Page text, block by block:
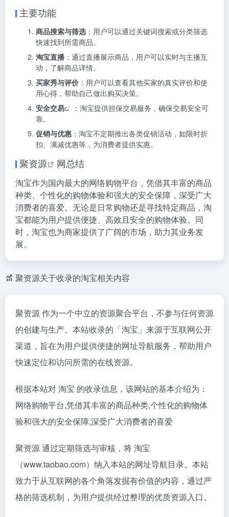
主要功能
商品搜索与筛选：用户可以通过关键词搜索或分类筛选
快速找到所需商品。
淘宝直播 ：通过直播展示商品，用户可以实时与主播互
动，了解商品详情。
买家秀与评价 ：用户可以查看其他买家的真实评价和使
用心得，帮助自己做出购买决策。
安全交易
：淘宝提供担保交易服务，确保交易安全可
靠。
促销与优惠 ：淘宝不定期推出各类促销活动，如限时折
扣、满减优惠等，为消费者提供实惠。
聚资源 网总结
淘宝作为国内最大的网络购物平台，凭借其丰富的商品
种类、个性化的购物体验和强大的安全保障，深受广大
消费者的喜爱。无论是日常购物还是寻找特定商品，淘
宝都能为用户提供便捷、高效且安全的购物体验。同
时，淘宝也为商家提供了广阔的市场，助力其业务发
展。
聚资源关于收录的淘宝相关内容
聚资源 作为一个中立的资源聚合平台，不参与任何资源
的创建与生产。本站收录的「淘宝」来源于互联网公开
渠道，旨在为用户提供便捷的网址导航服务，帮助用户
快速定位和访问所需的在线资源。
根据本站对 淘宝 的收录信息，该网站的基本介绍为：
网络购物平台,凭借其丰富的商品种类,个性化的购物体
验和强大的安全保障,深受广大消费者的喜爱
聚资源 通过定期筛选与审核，将 淘宝
（www.taobao.com）纳入本站的网址导航目录。本站
致力于从互联网的各个角落发掘有价值的内容，通过严
格的筛选机制，为用户提供经过整理的优质资源入口。